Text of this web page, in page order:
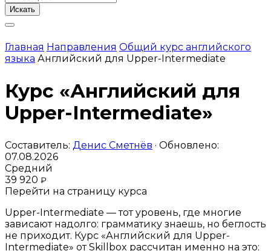
Искать
Главная Направления Общий курс английского
языка Английский для Upper-Intermediate
Курс «Английский для
Upper-Intermediate»
Составитель: Денис Сметнёв · Обновлено:
07.08.2026
Средний
39 920 ₽
Перейти на страницу курса
Upper-Intermediate — тот уровень, где многие
зависают надолго: грамматику знаешь, но беглость
не приходит. Курс «Английский для Upper-
Intermediate» от Skillbox рассчитан именно на это: